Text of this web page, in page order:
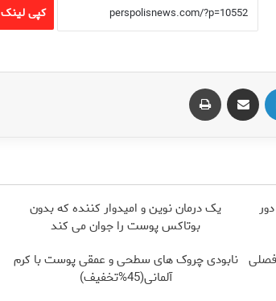
کپی لینک
لینکدین اشتراک گذاری از طریق ایمیل
یک درمان نوین و امیدوار کننده که بدون
بوتاکس پوست را جوان می کند
فصلی نابودی چروک های سطحی و عمقی پوست با کرم
آلمانی(45%تخفیف)